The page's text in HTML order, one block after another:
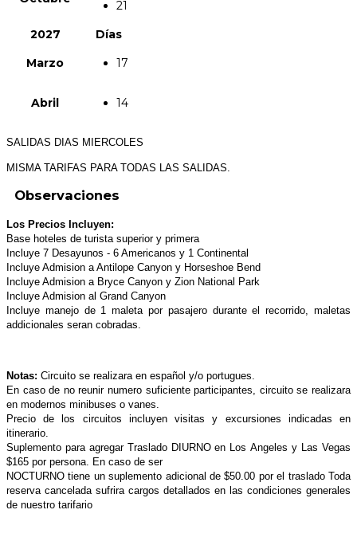
21
2027
Días
Marzo
17
Abril 14
SALIDAS DIAS MIERCOLES
MISMA TARIFAS PARA TODAS LAS SALIDAS.
Observaciones
Los Precios Incluyen:
Base hoteles de turista superior y primera
Incluye 7 Desayunos - 6 Americanos y 1 Continental
Incluye Admision a Antilope Canyon y Horseshoe Bend
Incluye Admision a Bryce Canyon y Zion National Park
Incluye Admision al Grand Canyon
Incluye manejo de 1 maleta por pasajero durante el recorrido, maletas
addicionales seran cobradas.
Notas: Circuito se realizara en español y/o portugues.
En caso de no reunir numero suficiente participantes, circuito se realizara
en modernos minibuses o vanes.
Precio de los circuitos incluyen visitas y excursiones indicadas en
itinerario.
Suplemento para agregar Traslado DIURNO en Los Angeles y Las Vegas
$165 por persona. En caso de ser
NOCTURNO tiene un suplemento adicional de $50.00 por el traslado Toda
reserva cancelada sufrira cargos detallados en las condiciones generales
de nuestro tarifario